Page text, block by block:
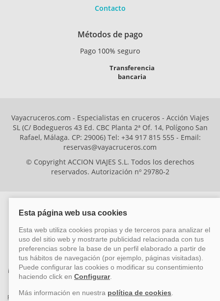
Contacto
Métodos de pago
Pago 100% seguro
Transferencia
bancaria
Vayacruceros.com - Especialistas en cruceros - Acción Viajes
SL (C/ Bodegueros 43 Ed. CBC Planta 2ª Of. 14, Polígono San
Rafael, Málaga. CP: 29006) Tel: +34 917 815 555 - Email:
reservas@vayacruceros.com
© Copyright ACCION VIAJES S.L. Todos los derechos
reservados. Autorización nº 29780-2
ACCION VIAJES SL ha sido beneficiaria del Fondo Europeo de Desarrollo
Regional (FEDER), cuyo objetivo es mejorar la competitividad de las pymes
mediante el impulso de la innovación, el desarrollo tecnológico, la
investigación de calidad y el uso seguro y fiable del ciberespacio. Gracias a
esta financiación, la empresa ha puesto en marcha un Plan de Acción
promoviendo la innovación y la ciberseguridad. Para ello, ha contado con el